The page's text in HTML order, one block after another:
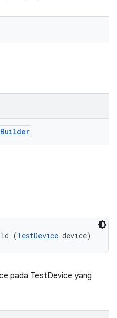
Builder
(TestDevice device)
pada TestDevice yang